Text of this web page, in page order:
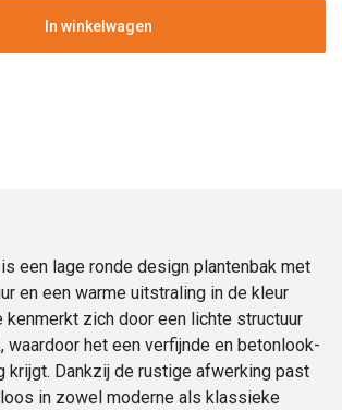
In winkelwagen
een lage ronde design plantenbak met
en een warme uitstraling in de kleur
kenmerkt zich door een lichte structuur
waardoor het een verfijnde en betonlook-
krijgt. Dankzij de rustige afwerking past
in zowel moderne als klassieke